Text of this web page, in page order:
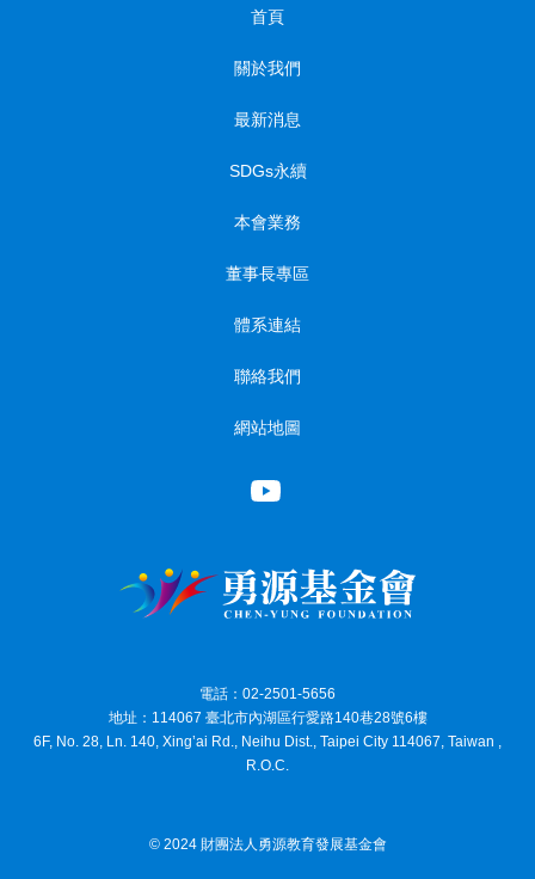
首頁
關於我們
最新消息
SDGs永續
本會業務
董事長專區
體系連結
聯絡我們
網站地圖
電話：02-2501-5656
地址：114067 臺北市內湖區行愛路140巷28號6樓
6F, No. 28, Ln. 140, Xing’ai Rd., Neihu Dist., Taipei City 114067, Taiwan ,
R.O.C.
© 2024 財團法人勇源教育發展基金會